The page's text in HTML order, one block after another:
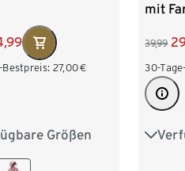
Bestpreis: 27,00€
Größen
86/92
mit
39,99
30-
86/92